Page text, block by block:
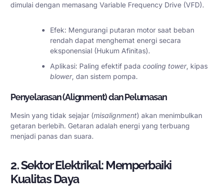
dimulai dengan memasang Variable Frequency Drive (VFD).
Efek: Mengurangi putaran motor saat beban
rendah dapat menghemat energi secara
eksponensial (Hukum Afinitas).
Aplikasi: Paling efektif pada cooling tower, kipas
blower, dan sistem pompa.
Penyelarasan (Alignment) dan Pelumasan
Mesin yang tidak sejajar (misalignment) akan menimbulkan
getaran berlebih. Getaran adalah energi yang terbuang
menjadi panas dan suara.
2. Sektor Elektrikal: Memperbaiki
Kualitas Daya